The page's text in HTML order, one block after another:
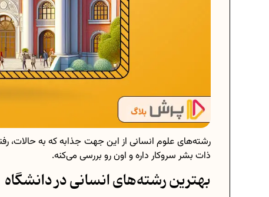
رشته‌های علوم انسانی از این جهت جذابه که به حالات،
ذات بشر سروکار داره و اون رو بررسی می‌کنه.
بهترین رشته‌های انسانی در دانشگاه